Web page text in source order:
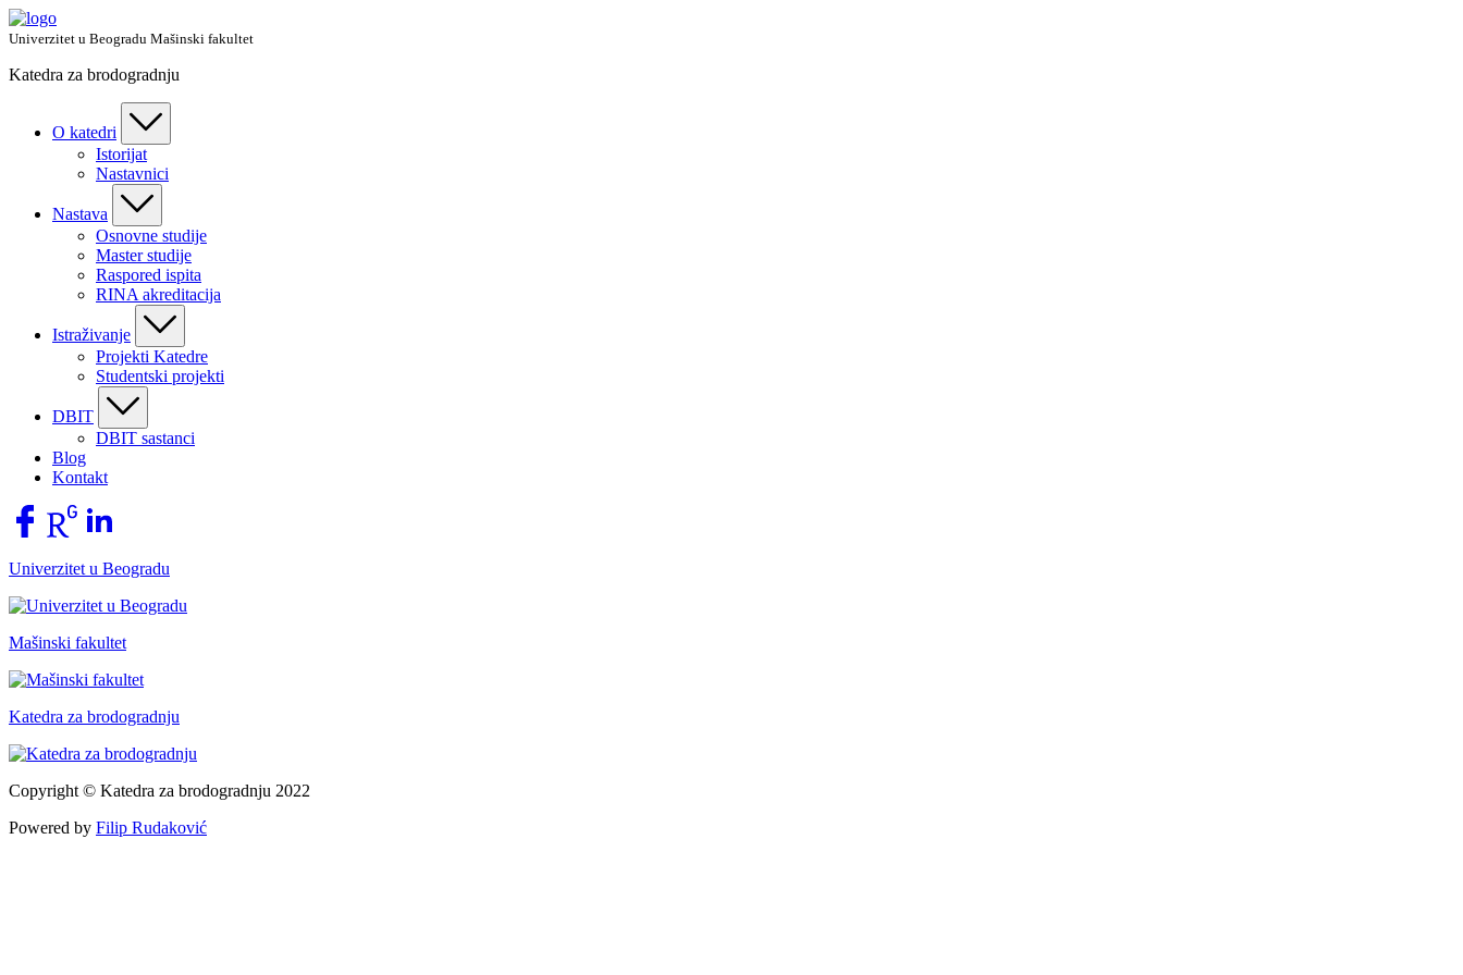
Skip
to
Univerzitet u Beogradu Mašinski fakultet
Katedra za brodogradnju
O katedri
Istorijat
Nastavnici
Nastava
Osnovne studije
Master studije
Raspored ispita
RINA akreditacija
Istraživanje
Projekti Katedre
Studentski projekti
DBIT
DBIT sastanci
Blog
Kontakt
Univerzitet u Beogradu
Mašinski fakultet
Katedra za brodogradnju
Copyright © Katedra za brodogradnju 2022
Powered by Filip Rudaković